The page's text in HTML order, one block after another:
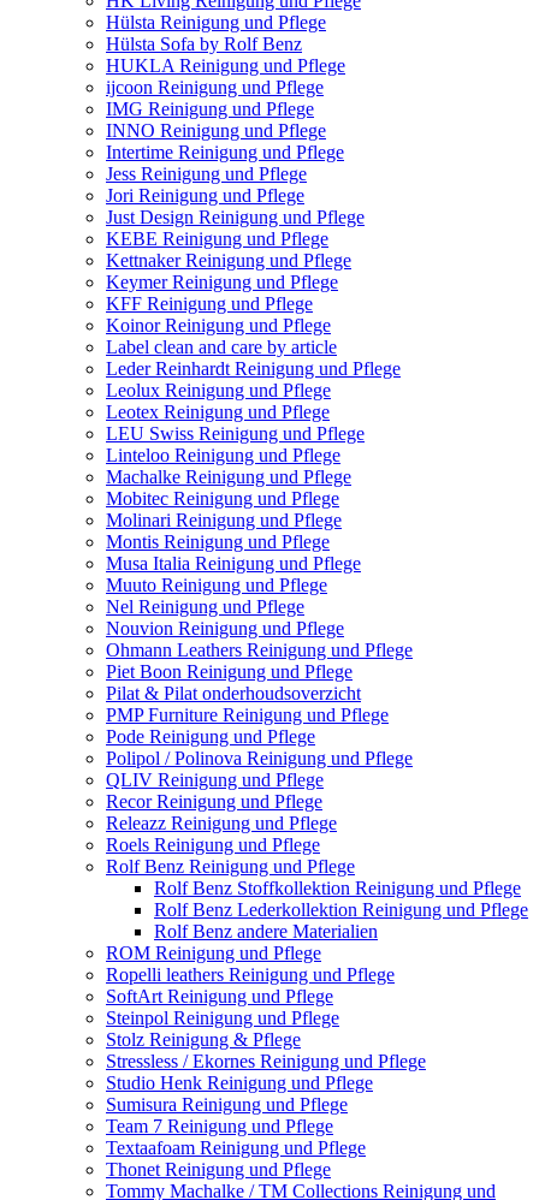
Hülsta Reinigung und Pflege
Hülsta Sofa by Rolf Benz
HUKLA Reinigung und Pflege
ijcoon Reinigung und Pflege
IMG Reinigung und Pflege
INNO Reinigung und Pflege
Intertime Reinigung und Pflege
Jess Reinigung und Pflege
Jori Reinigung und Pflege
Just Design Reinigung und Pflege
KEBE Reinigung und Pflege
Kettnaker Reinigung und Pflege
Keymer Reinigung und Pflege
KFF Reinigung und Pflege
Koinor Reinigung und Pflege
Label clean and care by article
Leder Reinhardt Reinigung und Pflege
Leolux Reinigung und Pflege
Leotex Reinigung und Pflege
LEU Swiss Reinigung und Pflege
Linteloo Reinigung und Pflege
Machalke Reinigung und Pflege
Mobitec Reinigung und Pflege
Molinari Reinigung und Pflege
Montis Reinigung und Pflege
Musa Italia Reinigung und Pflege
Muuto Reinigung und Pflege
Nel Reinigung und Pflege
Nouvion Reinigung und Pflege
Ohmann Leathers Reinigung und Pflege
Piet Boon Reinigung und Pflege
Pilat & Pilat onderhoudsoverzicht
PMP Furniture Reinigung und Pflege
Pode Reinigung und Pflege
Polipol / Polinova Reinigung und Pflege
QLIV Reinigung und Pflege
Recor Reinigung und Pflege
Releazz Reinigung und Pflege
Roels Reinigung und Pflege
Rolf Benz Reinigung und Pflege
Rolf Benz Stoffkollektion Reinigung und Pflege
Rolf Benz Lederkollektion Reinigung und Pflege
Rolf Benz andere Materialien
ROM Reinigung und Pflege
Ropelli leathers Reinigung und Pflege
SoftArt Reinigung und Pflege
Steinpol Reinigung und Pflege
Stolz Reinigung & Pflege
Stressless / Ekornes Reinigung und Pflege
Studio Henk Reinigung und Pflege
Sumisura Reinigung und Pflege
Team 7 Reinigung und Pflege
Textaafoam Reinigung und Pflege
Thonet Reinigung und Pflege
Tommy Machalke / TM Collections Reinigung und